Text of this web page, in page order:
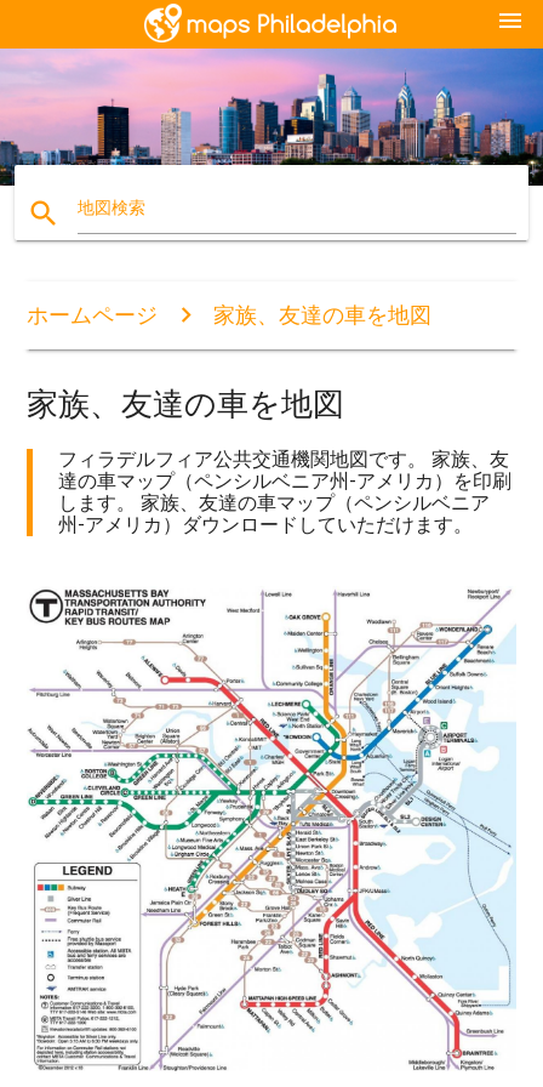
menu
search 地図検索
ホームページ 家族、友達の車を地図
家族、友達の車を地図
フィラデルフィア公共交通機関地図です。 家族、友
達の車マップ（ペンシルベニア州-アメリカ）を印刷
します。 家族、友達の車マップ（ペンシルベニア
州-アメリカ）ダウンロードしていただけます。